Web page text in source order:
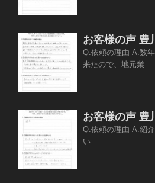
お客様の声 豊
Q.依頼の理由 A.数
来たので、地元業
お客様の声 豊
Q.依頼の理由 A.紹
い